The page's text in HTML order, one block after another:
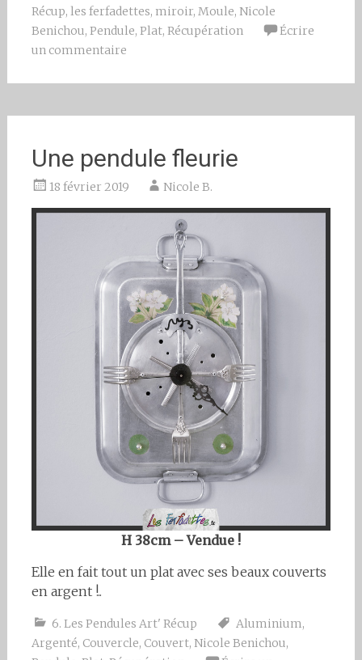
Récup, les ferfadettes, miroir, Moule, Nicole
Benichou, Pendule, Plat, Récupération
Écrire
un commentaire
Une pendule fleurie
18 février 2019 Nicole B.
H 38cm – Vendue !
Elle en fait tout un plat avec ses beaux couverts
en argent !..
6. Les Pendules Art' Récup Aluminium,
Argenté, Couvercle, Couvert, Nicole Benichou,